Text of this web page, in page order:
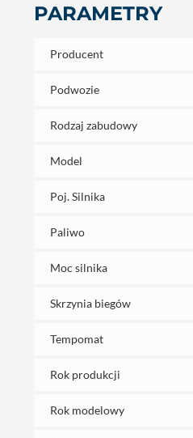
PARAMETRY
Producent
Podwozie
Rodzaj zabudowy
Model
Poj. Silnika
Paliwo
Moc silnika
Skrzynia biegów
Tempomat
Rok produkcji
Rok modelowy